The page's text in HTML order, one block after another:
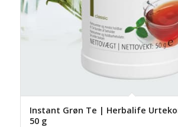
Instant Grøn Te | Herbalife
50 g